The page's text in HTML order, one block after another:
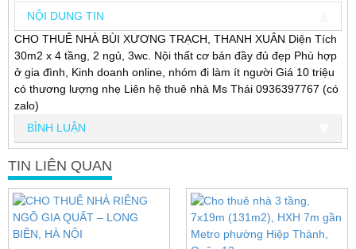
NỘI DUNG TIN
CHO THUÊ NHÀ BÙI XƯƠNG TRẠCH, THANH XUÂN Diện Tích
30m2 x 4 tầng, 2 ngủ, 3wc. Nội thất cơ bản đầy đủ đẹp Phù hợp
ở gia đình, Kinh doanh online, nhóm đi làm ít người Giá 10 triệu
có thương lượng nhẹ Liên hệ thuê nhà Ms Thái 0936397767 (có
zalo)
BÌNH LUẬN
TIN LIÊN QUAN